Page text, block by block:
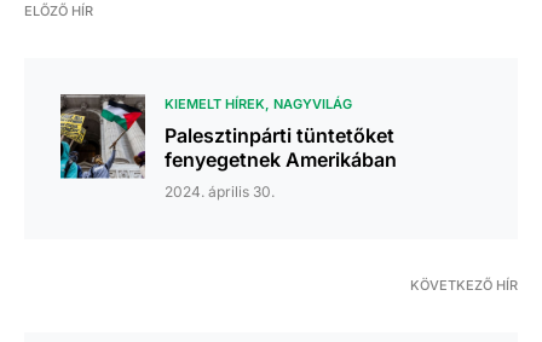
ELŐZŐ HÍR
KIEMELT HÍREK NAGYVILÁG
Palesztinpárti tüntetőket
fenyegetnek Amerikában
2024. április 30.
KÖVETKEZŐ HÍR